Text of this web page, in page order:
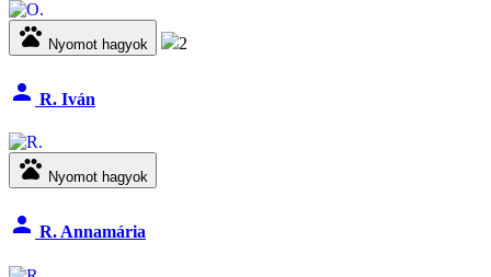
pets Nyomot hagyok 2
person R. Iván
pets Nyomot hagyok
person R. Annamária